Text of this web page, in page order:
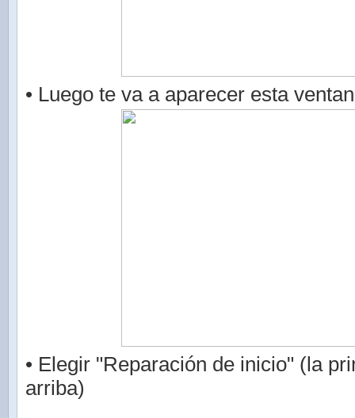
• Luego te va a aparecer esta
• Elegir "Reparación de inicio" (la
arriba)